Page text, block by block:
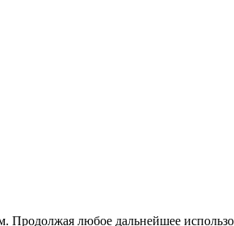
Продолжая любое дальнейшее